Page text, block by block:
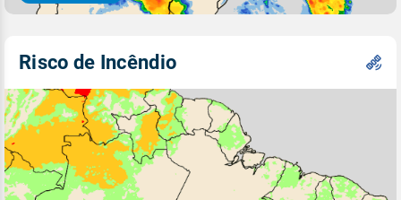
Risco de Incêndio